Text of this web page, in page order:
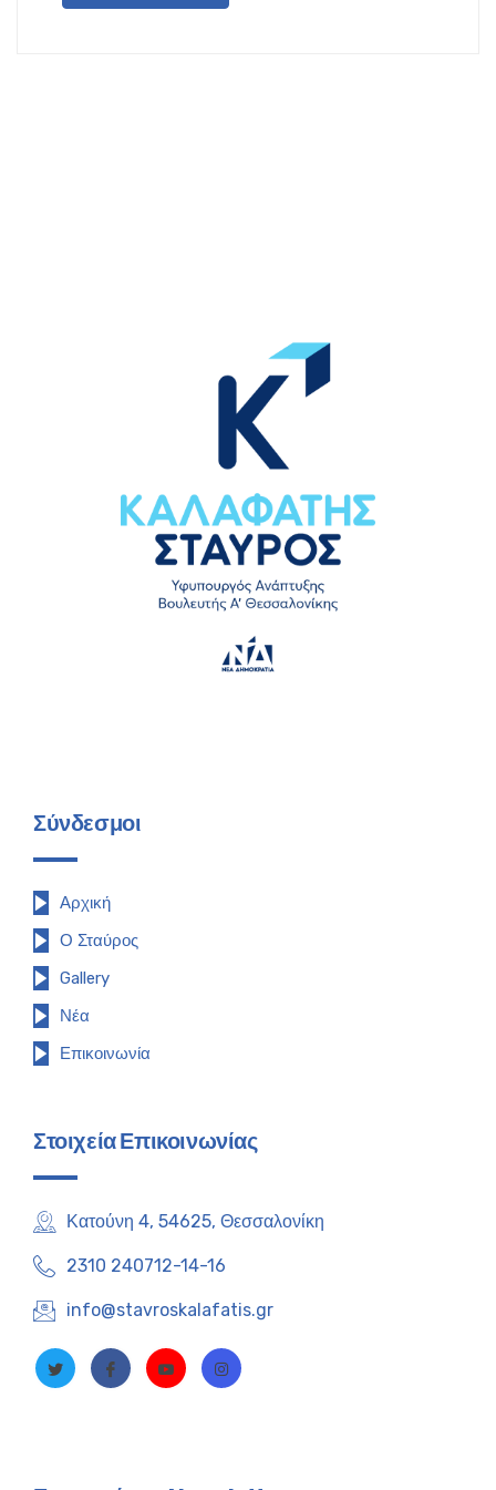
Σύνδεσμοι
Αρχική
Ο Σταύρος
Gallery
Νέα
Επικοινωνία
Στοιχεία Επικοινωνίας
Κατούνη 4, 54625, Θεσσαλονίκη
2310 240712-14-16
info@stavroskalafatis.gr